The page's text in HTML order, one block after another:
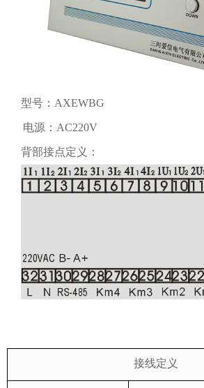
型号：AXEWBG
电源：AC220V
背部接点定义：
接线定义